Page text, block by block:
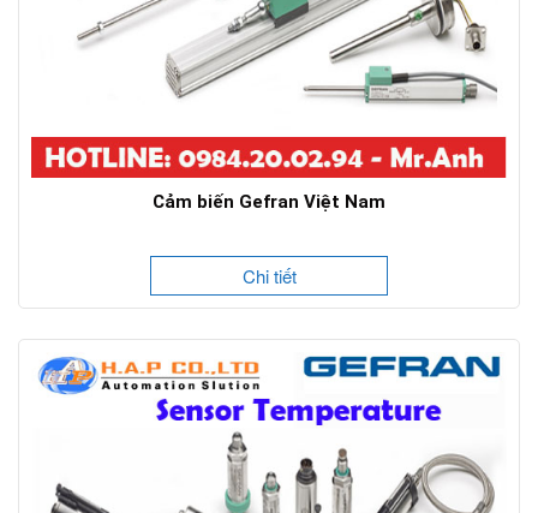
Cảm biến Gefran Việt Nam
Chi tiết